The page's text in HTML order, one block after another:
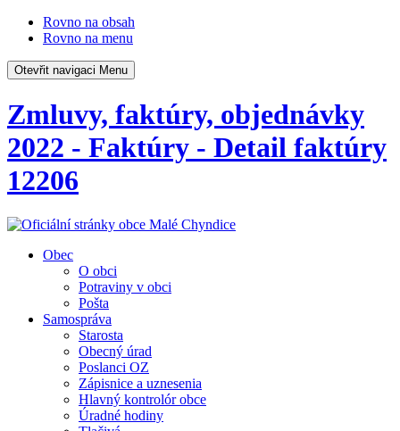
Rovno na obsah
Rovno na menu
Otevřit navigaci Menu
Zmluvy, faktúry, objednávky
2022 - Faktúry - Detail faktúry
12206
Obec
O obci
Potraviny v obci
Pošta
Samospráva
Starosta
Obecný úrad
Poslanci OZ
Zápisnice a uznesenia
Hlavný kontrolór obce
Úradné hodiny